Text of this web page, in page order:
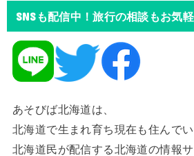
SNSも配信中！旅行の相談もお気軽
あそびば北海道は、
北海道で生まれ育ち現在も住んでい
北海道民が配信する北海道の情報サ